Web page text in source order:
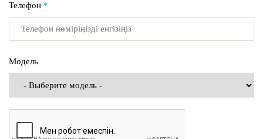
Телефон *
Модель